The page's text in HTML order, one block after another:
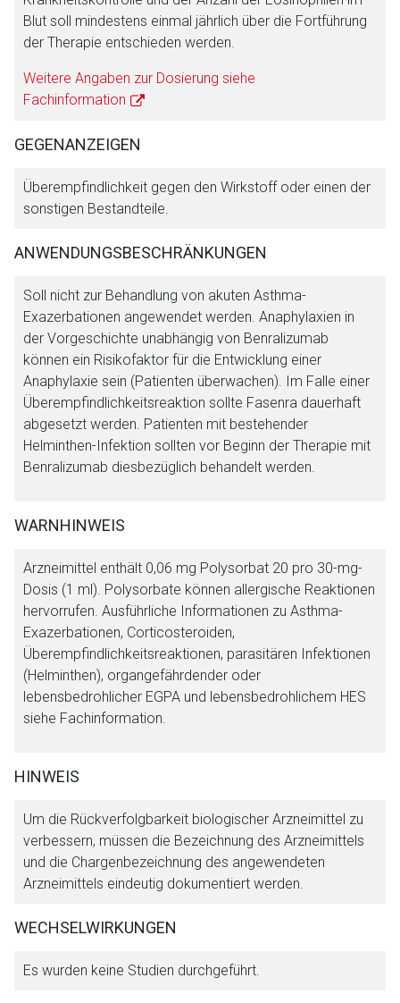
Blut soll mindestens einmal jährlich über die Fortführung
der Therapie entschieden werden.
Weitere Angaben zur Dosierung siehe
Fachinformation
GEGENANZEIGEN
Überempfindlichkeit gegen den Wirkstoff oder einen der
sonstigen Bestandteile.
ANWENDUNGSBESCHRÄNKUNGEN
Soll nicht zur Behandlung von akuten Asthma-
Exazerbationen angewendet werden. Anaphylaxien in
der Vorgeschichte unabhängig von Benralizumab
können ein Risikofaktor für die Entwicklung einer
Anaphylaxie sein (Patienten überwachen). Im Falle einer
Überempfindlichkeitsreaktion sollte Fasenra dauerhaft
abgesetzt werden. Patienten mit bestehender
Helminthen-Infektion sollten vor Beginn der Therapie mit
Benralizumab diesbezüglich behandelt werden.
WARNHINWEIS
Arzneimittel enthält 0,06 mg Polysorbat 20 pro 30-mg-
Dosis (1 ml). Polysorbate können allergische Reaktionen
hervorrufen. Ausführliche Informationen zu Asthma-
Exazerbationen, Corticosteroiden,
Überempfindlichkeitsreaktionen, parasitären Infektionen
(Helminthen), organgefährdender oder
lebensbedrohlicher EGPA und lebensbedrohlichem HES
siehe Fachinformation.
HINWEIS
Um die Rückverfolgbarkeit biologischer Arzneimittel zu
verbessern, müssen die Bezeichnung des Arzneimittels
und die Chargenbezeichnung des angewendeten
Arzneimittels eindeutig dokumentiert werden.
WECHSELWIRKUNGEN
Es wurden keine Studien durchgeführt.
Aufruf einer externen Seite
Der von Ihnen aufgerufene Link öffnet eine externe Web-
Seite. Für die Inhalte der externen Web-Seite ist deren
Betreiber verantwortlich. Ebenso gelten dort ggf. andere
Datenschutzbestimmungen.
Zurück zur rote-liste.de Zur Seite